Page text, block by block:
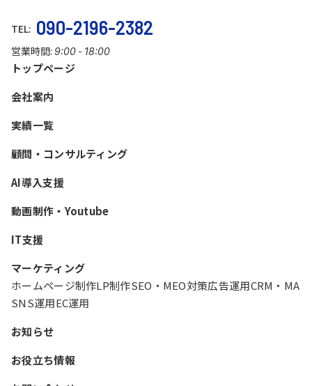
TEL: 090-2196-2382
営業時間: 9:00 - 18:00
トップページ
会社案内
実績一覧
顧問・コンサルティング
AI導入支援
動画制作・Youtube
IT支援
マーケティング
ホームページ制作LP制作SEO・MEO対策広告運用CRM・MA
SNS運用EC運用
お知らせ
お役立ち情報